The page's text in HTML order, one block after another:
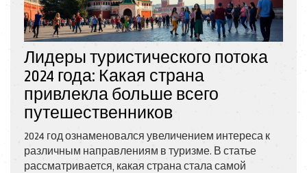
Лидеры туристического потока
2024 года: Какая страна
привлекла больше всего
путешественников
2024 год ознаменовался увеличением интереса к
различным направлениям в туризме. В статье
рассматривается, какая страна стала самой